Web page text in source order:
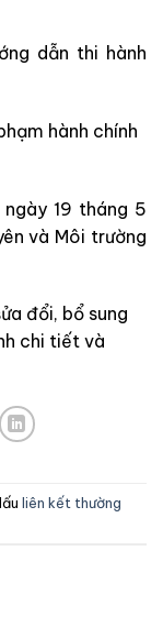
dẫn thi hành
hành chính
19 tháng 5
và Môi trường
đổi, bổ sung
chi tiết và
liên kết thường